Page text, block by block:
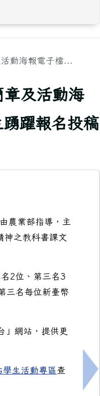
動海報電子檔...
及活動海
躍報名投稿
貴校師生及家長，鼓
農業部指導，主
神之教科書課文
2位、第三名3
三名每位新臺幣
」網站，提供更
生活動專區 查